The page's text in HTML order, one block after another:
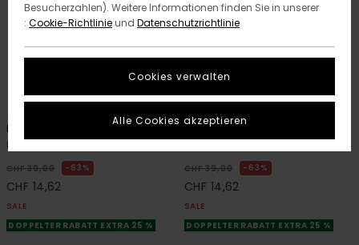
2 ORGANIC COTTON
Fruit
Männer Weiss T-Shirt
CHF 39,00 63%
CHF 14,62
SALE
DOPPELTER RABATT EXTRA 25 %
2 ORGANIC COTTON
Timber The Frog
CHF 39,00 63%
CHF 14,62
SALE
DOPPELTER RABATT EXTRA 25 %
Besucherzahlen). Weitere Informationen finden Sie in unserer
: Cookie-Richtlinieund Datenschutzrichtlinie
Cookies verwalten
Alle Cookies akzeptieren